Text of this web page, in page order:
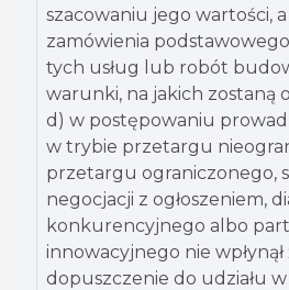
szacowaniu jego wartości, a
zamówienia
tych usług lub robót
warunki, na jakich zostaną
d) w postępowaniu
w trybie przetargu
przetargu ograniczonego,
negocjacji z ogłoszeniem,
konkurencyjnego albo
innowacyjnego nie
dopuszczenie do udziału